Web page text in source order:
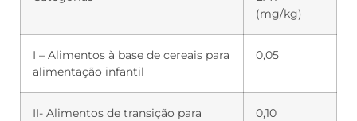
(mg/kg)
I – Alimentos à base de cereais para
alimentação infantil
0,05
II- Alimentos de transição para
0,10